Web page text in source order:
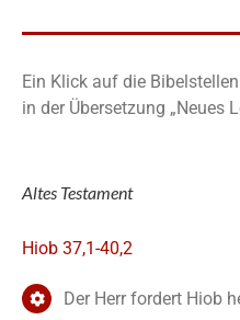
Ein Klick auf die
in der Übersetzung „Neues
Altes Testament
Hiob 37,1-40,2
Der Herr fordert Hiob